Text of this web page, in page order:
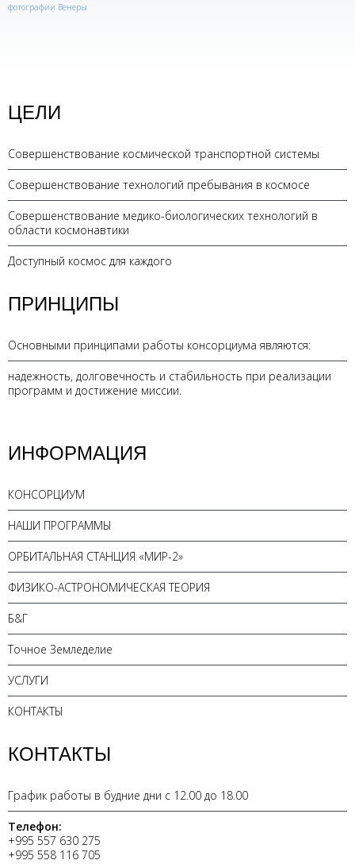
фотографии Венеры
ЦЕЛИ
Совершенствование космической транспортной системы
Совершенствование технологий пребывания в космосе
Совершенствование медико-биологических технологий в
области космонавтики
Доступный космос для каждого
ПРИНЦИПЫ
Основными принципами работы консорциума являются:
надежность, долговечность и стабильность при реализации
программ и достижение миссии.
ИНФОРМАЦИЯ
КОНСОРЦИУМ
НАШИ ПРОГРАММЫ
ОРБИТАЛЬНАЯ СТАНЦИЯ «МИР-2»
ФИЗИКО-АСТРОНОМИЧЕСКАЯ ТЕОРИЯ
Б&Г
Точное Земледелие
УСЛУГИ
КОНТАКТЫ
КОНТАКТЫ
График работы в будние дни с 12.00 до 18.00
Телефон:
+995 557 630 275
+995 558 116 705